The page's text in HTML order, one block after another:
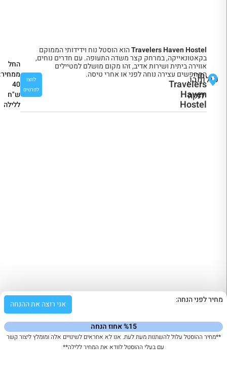
מחיר לפני הנחה: אני רוצה את ההנחה
%15 אחוז הנחה
**מחיר ההוסטל עלול להשתנות מעת לעת. אנו לא אחראים לשינויים אלה ומומלץ ליצור קשר
עם בעלי ההוסטל לוודא את המחיר ללילה**
Travelers
Haven
Hostel
קולומבו,
סרי
לנקה
Travelers Haven Hostelהוא הוסטל נוח וידידותי הממוקם
בקאטונאייקה, במרחק קצר משדה התעופה. עם חדרים נוחים,
אווירה ביתית ושירות אדיב, זהו מקום מושלם למטיילים
המחפשים עצירה נוחה לפני או אחרי טיסה.
החל
40
ש"ח
ללילה
לחצו
לפרטים